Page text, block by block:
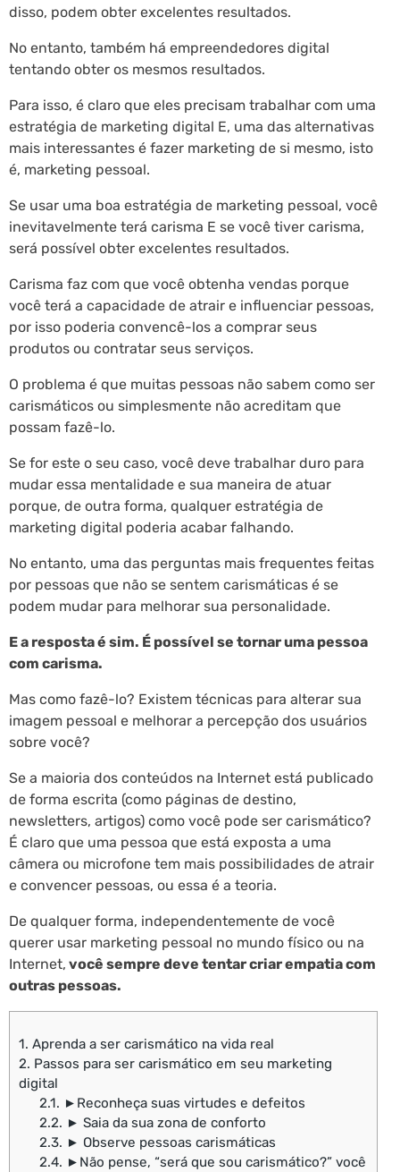
disso, podem obter excelentes resultados.
No entanto, também há empreendedores digital
tentando obter os mesmos resultados.
Para isso, é claro que eles precisam trabalhar com uma
estratégia de marketing digital E, uma das alternativas
mais interessantes é fazer marketing de si mesmo, isto
é, marketing pessoal.
Se usar uma boa estratégia de marketing pessoal, você
inevitavelmente terá carisma E se você tiver carisma,
será possível obter excelentes resultados.
Carisma faz com que você obtenha vendas porque
você terá a capacidade de atrair e influenciar pessoas,
por isso poderia convencê-los a comprar seus
produtos ou contratar seus serviços.
O problema é que muitas pessoas não sabem como ser
carismáticos ou simplesmente não acreditam que
possam fazê-lo.
Se for este o seu caso, você deve trabalhar duro para
mudar essa mentalidade e sua maneira de atuar
porque, de outra forma, qualquer estratégia de
marketing digital poderia acabar falhando.
No entanto, uma das perguntas mais frequentes feitas
por pessoas que não se sentem carismáticas é se
podem mudar para melhorar sua personalidade.
E a resposta é sim. É possível se tornar uma pessoa
com carisma.
Mas como fazê-lo? Existem técnicas para alterar sua
imagem pessoal e melhorar a percepção dos usuários
sobre você?
Se a maioria dos conteúdos na Internet está publicado
de forma escrita (como páginas de destino,
newsletters, artigos) como você pode ser carismático?
É claro que uma pessoa que está exposta a uma
câmera ou microfone tem mais possibilidades de atrair
e convencer pessoas, ou essa é a teoria.
De qualquer forma, independentemente de você
querer usar marketing pessoal no mundo físico ou na
Internet, você sempre deve tentar criar empatia com
outras pessoas.
1. Aprenda a ser carismático na vida real
2. Passos para ser carismático em seu marketing
digital
2.1. ►Reconheça suas virtudes e defeitos
2.2. ► Saia da sua zona de conforto
2.3. ► Observe pessoas carismáticas
2.4. ►Não pense, “será que sou carismático?” você